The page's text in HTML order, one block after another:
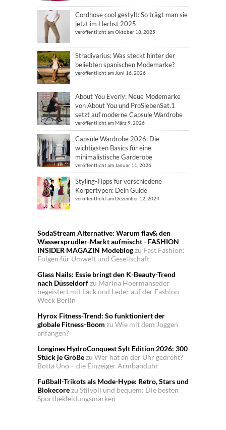
Cordhose cool gestylt: So trägt man sie
jetzt im Herbst 2025
veröffentlicht am Oktober 18, 2025
Stradivarius: Was steckt hinter der
beliebten spanischen Modemarke?
veröffentlicht am Juni 16, 2026
About You Everly: Neue Modemarke
von About You und ProSiebenSat.1
setzt auf moderne Capsule Wardrobe
veröffentlicht am März 9, 2026
Capsule Wardrobe 2026: Die
wichtigsten Basics für eine
minimalistische Garderobe
veröffentlicht am Januar 11, 2026
Styling-Tipps für verschiedene
Körpertypen: Dein Guide
veröffentlicht am Dezember 12, 2024
SodaStream Alternative: Warum flav& den
Wassersprudler-Markt aufmischt - FASHION
INSIDER MAGAZIN Modeblogzu Fast Fashion:
Folgen für Umwelt und Gesellschaft
Glass Nails: Essie bringt den K-Beauty-Trend
nach Düsseldorfzu Marina Hoermanseder
begeistert mit Lack und Leder auf der Fashion
Week Berlin
Hyrox Fitness-Trend: So funktioniert der
globale Fitness-Boom zu Wie mit dem Joggen
anfangen?
Longines HydroConquest Sylt Edition 2026: 300
Stück je Größezu Wer hat an der Uhr gedreht?
Botta Uno – die Einzeiger Armbanduhr
Fußball-Trikots als Mode-Hype: Retro, Stars und
Blokecorezu Stilvoll und bequem: Die besten
Sportbekleidungsmarken